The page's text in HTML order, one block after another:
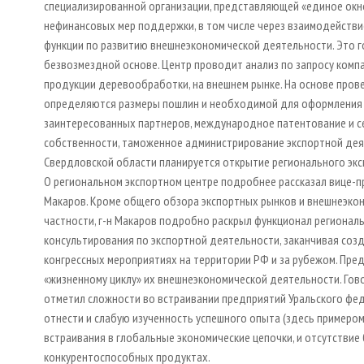
специализированной организации, представляющей «единое
нефинансовых мер поддержки, в том числе через
функции по развитию внешнеэкономической деятельности. Это
безвозмездной основе. Центр проводит анализ по запросу
продукции деревообработки, на внешнем рынке. На основе
определяются размеры пошлин и необходимой для
заинтересованных партнеров, международное патентование и
собственности, таможенное администрирование экспортной
Свердловской области планируется открытие регионального
О региональном экспортном центре подробнее рассказал
Макаров. Кроме общего обзора экспортных рынков и
частности, г-н Макаров подробно раскрыл функционал
консультирования по экспортной деятельности, заканчивая
конгрессных мероприятиях на территории РФ и за рубежом.
«жизненному циклу» их внешнеэкономической деятельности.
отметил сложности во встраивании предприятий Уральского
отнести и слабую изученность успешного опыта (здесь
встраивания в глобальные экономические цепочки, и
конкурентоспособных продуктах.